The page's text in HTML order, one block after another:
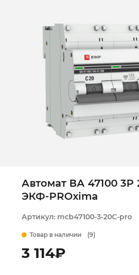
Автомат ВА 47100 3P
ЭКФ-PROxima
Артикул: mcb47100-3-20C-pro
Товар в наличии (9)
3 114₽